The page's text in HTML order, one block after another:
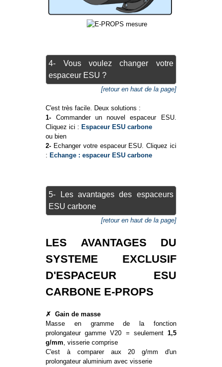
4- Vous voulez changer votre
espaceur ESU ?
[retour en haut de la page]
C'est très facile. Deux solutions :
1- Commander un nouvel espaceur ESU.
Cliquez ici : Espaceur ESU carbone
ou bien
2- Echanger votre espaceur ESU. Cliquez ici
: Echange : espaceur ESU carbone
5- Les avantages des espaceurs
ESU carbone
[retour en haut de la page]
LES AVANTAGES DU
SYSTEME EXCLUSIF
D'ESPACEUR ESU
CARBONE E-PROPS
✗Gain de masse
Masse en gramme de la fonction
prolongateur gamme V20 = seulement 1,5
g/mm , visserie comprise
C'est à comparer aux 20 g/mm d'un
prolongateur aluminium avec visserie